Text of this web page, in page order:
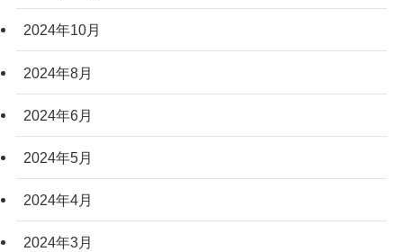
2024年10月
2024年8月
2024年6月
2024年5月
2024年4月
2024年3月